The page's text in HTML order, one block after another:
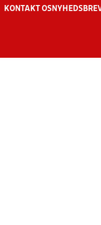
KONTAKT OS